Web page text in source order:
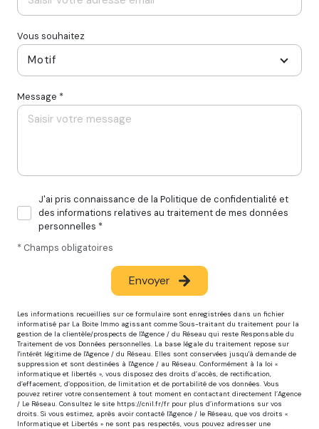
Vous souhaitez
Motif
Message *
J'ai pris connaissance de la Politique de confidentialité et
des informations relatives au traitement de mes données
personnelles *
* Champs obligatoires
Envoyer
Les informations recueillies sur ce formulaire sont enregistrées dans un fichier
informatisé par La Boite Immo agissant comme Sous-traitant du traitement pour la
gestion de la clientèle/prospects de l'Agence / du Réseau qui reste Responsable du
Traitement de vos Données personnelles. La base légale du traitement repose sur
l'intérêt légitime de l'Agence / du Réseau. Elles sont conservées jusqu'à demande de
suppression et sont destinées à l'Agence / au Réseau. Conformément à la loi «
informatique et libertés », vous disposez des droits d’accès, de rectification,
d’effacement, d’opposition, de limitation et de portabilité de vos données. Vous
pouvez retirer votre consentement à tout moment en contactant directement l’Agence
/ Le Réseau. Consultez le site https://cnil.fr/fr pour plus d’informations sur vos
droits. Si vous estimez, après avoir contacté l'Agence / le Réseau, que vos droits «
Informatique et Libertés » ne sont pas respectés, vous pouvez adresser une